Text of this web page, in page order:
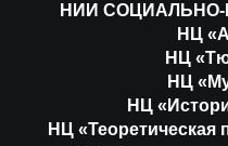
НИИ
НЦ
НЦ
НЦ
НЦ
НЦ «Теоретическая